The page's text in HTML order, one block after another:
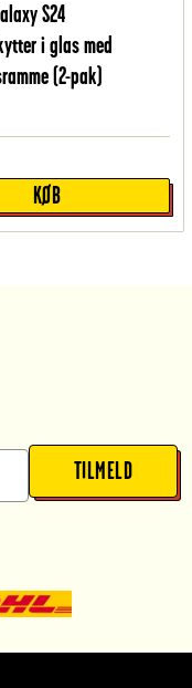
S24
i glas med
(2-pak)
KØB
TILMELD